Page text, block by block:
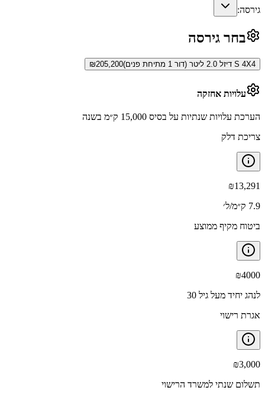
גירסה:
בחר גירסה
S 4X4 דיזל 2.0 ליטר (דור 1 מתיחת פנים) ₪205,200
עלויות אחזקה
הערכת עלויות שנתיות על בסיס 15,000 ק״מ בשנה
צריכת דלק
₪13,291
7.9 ק״מ/ל׳
ביטוח מקיף ממוצע
₪4000
לנהג יחיד מעל גיל 30
אגרת רישוי
₪3,000
תשלום שנתי למשרד הרישוי